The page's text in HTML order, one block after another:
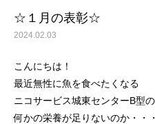
☆１月の表彰☆
2024.02.03
こんにちは！
最近無性に魚を食べたくなる
ニコサービス城東センターB型
何かの栄養が足りないのか・・